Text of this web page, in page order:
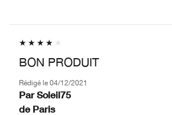
BON PRODUIT
Rédigé le 04/12/2021
Par Soleil75
de Paris